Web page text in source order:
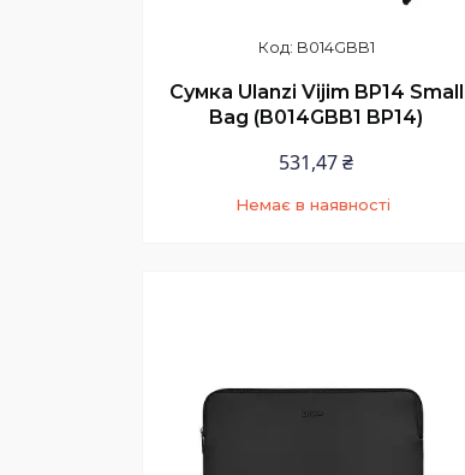
B014GBB1
Сумка Ulanzi Vijim BP14 Small
Bag (B014GBB1 BP14)
531,47 ₴
Немає в наявності